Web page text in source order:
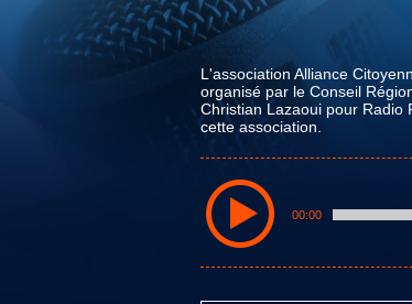
L'association Alliance
organisé par le Conseil
Christian Lazaoui pour Radio
cette association.
00:00